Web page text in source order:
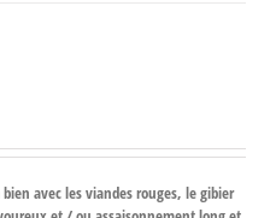
bien avec les viandes rouges, le gibier